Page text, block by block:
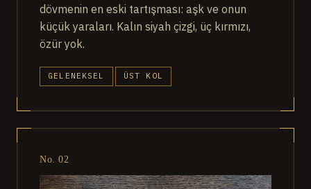
dövmenin en eski tartışması: aşk ve onun
küçük yaraları. Kalın siyah çizgi, üç kırmızı,
özür yok.
GELENEKSEL ÜST KOL
No. 02